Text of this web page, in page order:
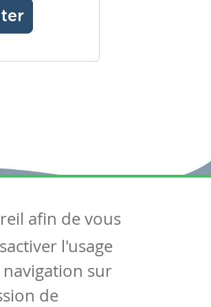
afin de vous
l'usage
sur
de